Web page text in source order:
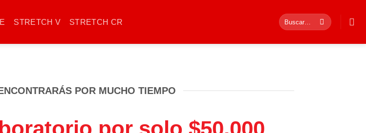
STRETCH V STRETCH CR
Buscar
por:
POR MUCHO TIEMPO